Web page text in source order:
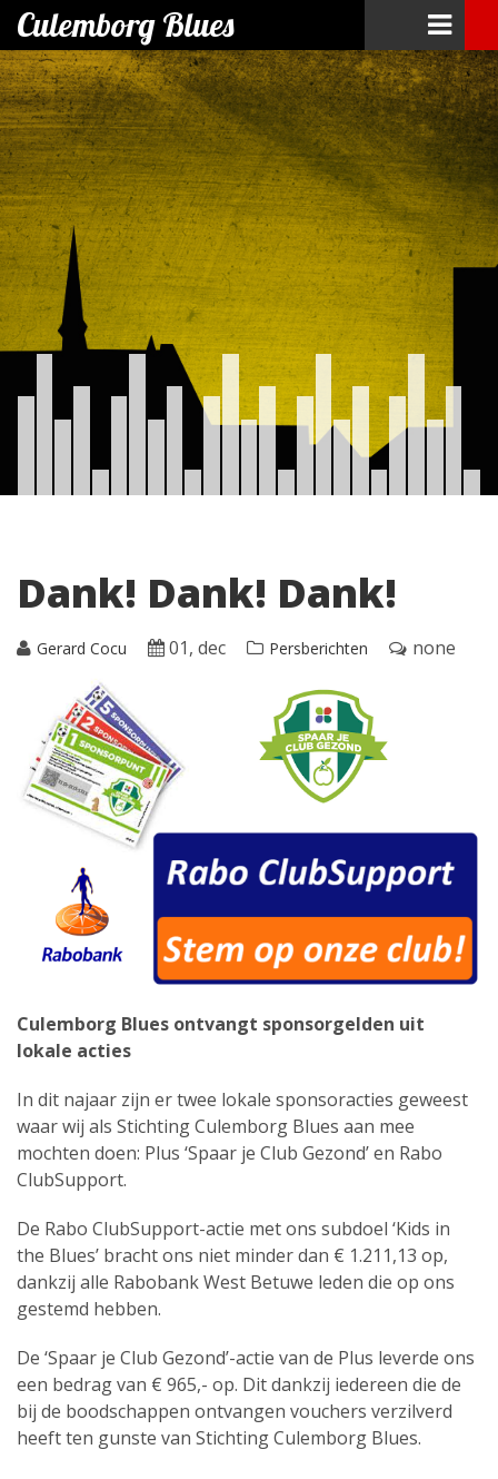
Skip
to
content
Culemborg Blues
Dank! Dank! Dank!
Gerard Cocu 01, dec Persberichten none
Culemborg Blues ontvangt sponsorgelden uit
lokale acties
In dit najaar zijn er twee lokale sponsoracties geweest
waar wij als Stichting Culemborg Blues aan mee
mochten doen: Plus ‘Spaar je Club Gezond’ en Rabo
ClubSupport.
De Rabo ClubSupport-actie met ons subdoel ‘Kids in
the Blues’ bracht ons niet minder dan € 1.211,13 op,
dankzij alle Rabobank West Betuwe leden die op ons
gestemd hebben.
De ‘Spaar je Club Gezond’-actie van de Plus leverde ons
een bedrag van € 965,- op. Dit dankzij iedereen die de
bij de boodschappen ontvangen vouchers verzilverd
heeft ten gunste van Stichting Culemborg Blues.